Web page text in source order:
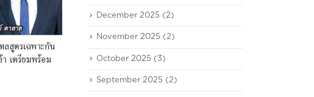
December 2025 (2)
November 2025 (2)
October 2025 (3)
September 2025 (2)